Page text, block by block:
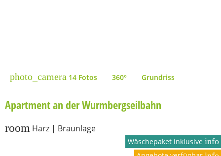
photo_camera 14 Fotos 360° Grundriss
Apartment an der Wurmbergseilbahn
room Harz | Braunlage
Wäschepaket inklusiveinfo